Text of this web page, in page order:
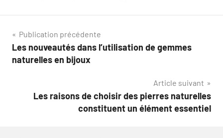
Navigation
de
Publication précédente
Les nouveautés dans l’utilisation de gemmes
naturelles en bijoux
Article suivant
Les raisons de choisir des pierres naturelles
constituent un élément essentiel